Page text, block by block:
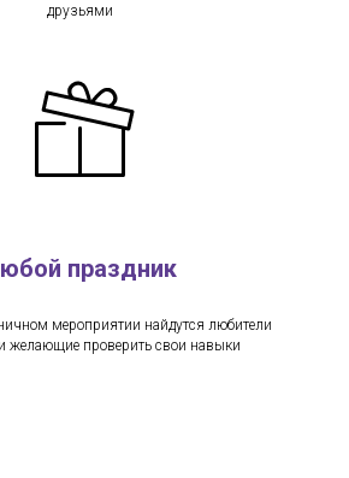
друзьями
праздник
мероприятии найдутся любители
желающие проверить свои навыки